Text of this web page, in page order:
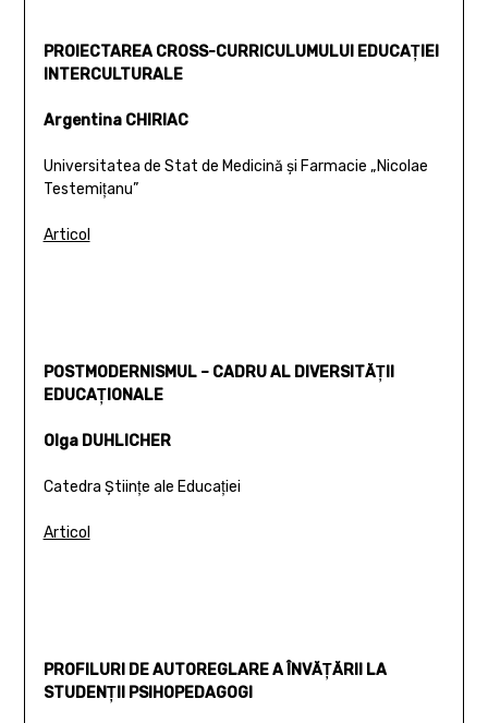
PROIECTAREA CROSS-CURRICULUMULUI EDUCAŢIEI
INTERCULTURALE
Argentina CHIRIAC
Universitatea de Stat de Medicină şi Farmacie „Nicolae
Testemiţanu”
Articol
POSTMODERNISMUL – CADRU AL DIVERSITĂŢII
EDUCAŢIONALE
Olga DUHLICHER
Catedra Ştiinţe ale Educaţiei
Articol
PROFILURI DE AUTOREGLARE A ÎNVĂŢĂRII LA
STUDENŢII PSIHOPEDAGOGI